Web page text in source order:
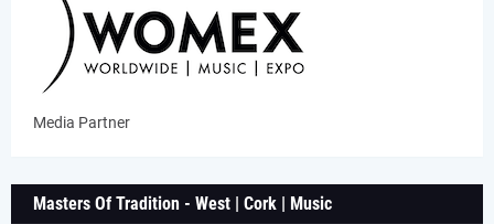
Media Partner
Masters Of Tradition - West | Cork | Music